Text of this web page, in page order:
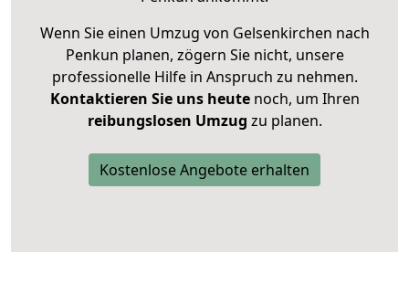
Wenn Sie einen Umzug von Gelsenkirchen nach
Penkun planen, zögern Sie nicht, unsere
professionelle Hilfe in Anspruch zu nehmen.
Kontaktieren Sie uns heutenoch, um Ihren
reibungslosen Umzug zu planen.
Kostenlose Angebote erhalten